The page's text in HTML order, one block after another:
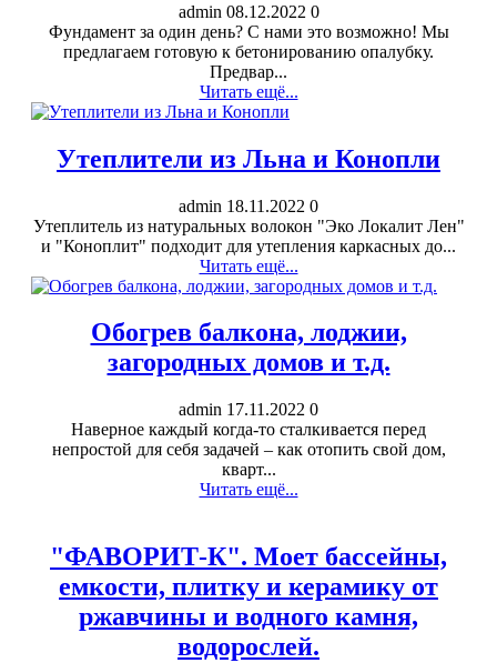
admin 08.12.2022 0
Фундамент за один день? С нами это возможно! Мы
предлагаем готовую к бетонированию опалубку.
Предвар...
Читать ещё...
Утеплители из Льна и Конопли
admin 18.11.2022 0
Утеплитель из натуральных волокон "Эко Локалит Лен"
и "Коноплит" подходит для утепления каркасных до...
Читать ещё...
Обогрев балкона, лоджии,
загородных домов и т.д.
admin 17.11.2022 0
Наверное каждый когда-то сталкивается перед
непростой для себя задачей – как отопить свой дом,
кварт...
Читать ещё...
"ФАВОРИТ-К". Моет бассейны,
емкости, плитку и керамику от
ржавчины и водного камня,
водорослей.